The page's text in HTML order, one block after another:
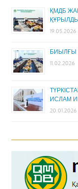
ҚМДБ
19.05.2026
БИЫЛҒЫ
11.02.2026
ИСЛАМ
20.01.2026